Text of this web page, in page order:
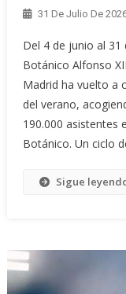
31 De Julio De
Del 4 de junio al 31
Botánico Alfonso
Madrid ha vuelto a
del verano,
190.000 asistentes
Botánico. Un ciclo
Sigue